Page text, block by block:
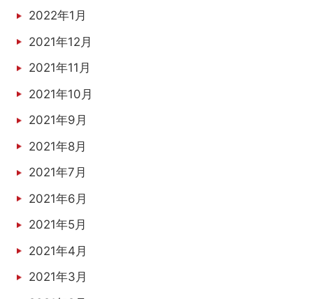
2022年1月
2021年12月
2021年11月
2021年10月
2021年9月
2021年8月
2021年7月
2021年6月
2021年5月
2021年4月
2021年3月